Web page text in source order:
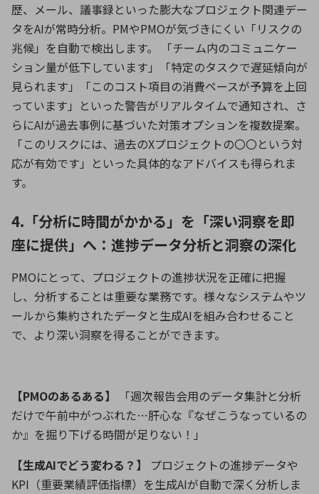
歴、メール、議事録といった膨大なプロジェクト関連デー
タをAIが常時分析。 PMやPMOが気づきにくい「リスクの
兆候」を自動で検出します。 「チーム内のコミュニケー
ション量が低下しています」「特定のタスクで遅延傾向が
見られます」「このコスト項目の消費ペースが予算を上回
っています」といった警告がリアルタイムで通知され、さ
らにAIが過去事例に基づいた対策オプションを複数提案。
「このリスクには、過去のXプロジェクトの〇〇という対
応が有効です」といった具体的なアドバイスも得られま
す。
4.「分析に時間がかかる」を「深い洞察を即
座に提供」へ：進捗データ分析と洞察の深化
PMOにとって、プロジェクトの進捗状況を正確に把握
し、分析することは重要な業務です。様々なシステムやツ
ールから集約されたデータと生成AIを組み合わせること
で、より深い洞察を得ることができます。
【PMOのあるある】
「週次報告会用のデータ集計と分析
だけで午前中がつぶれた…肝心な『なぜこうなっているの
か』を掘り下げる時間が足りない！」
【生成AIでどう変わる？】
プロジェクトの進捗データや
KPI （重要業績評価指標）を生成AIが自動で深く分析しま